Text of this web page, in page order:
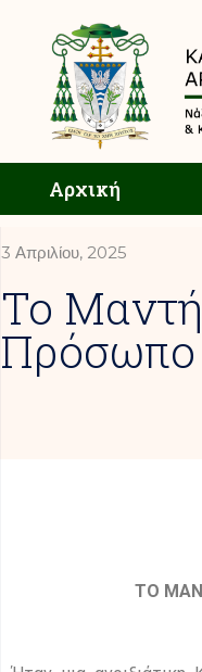
Αρχική
3 Απριλίου, 2025
Το
Πρόσωπο
ΤΟ